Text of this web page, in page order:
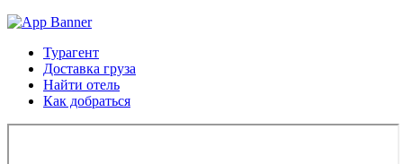
Турагент
Доставка груза
Найти отель
Как добраться